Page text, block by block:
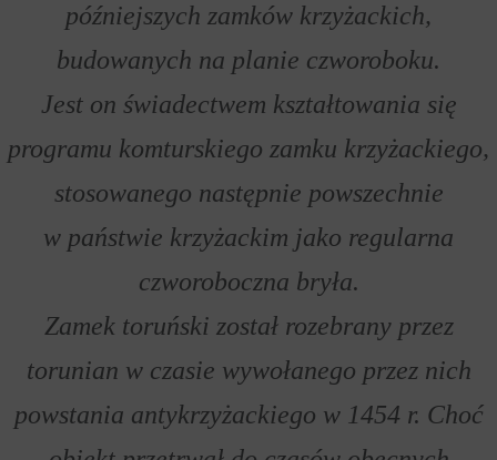
późniejszych zamków krzyżackich,
budowanych na planie czworoboku.
Jest on świadectwem kształtowania się
programu komturskiego zamku krzyżackiego,
stosowanego następnie powszechnie
w państwie krzyżackim jako regularna
czworoboczna bryła.
Zamek toruński został rozebrany przez
torunian w czasie wywołanego przez nich
powstania antykrzyżackiego w 1454 r. Choć